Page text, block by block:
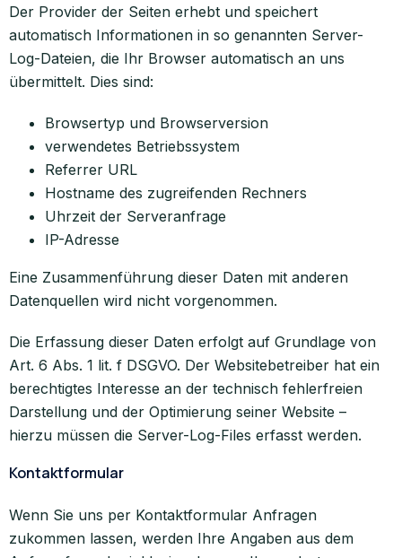
Der Provider der Seiten erhebt und speichert
automatisch Informationen in so genannten Server-
Log-Dateien, die Ihr Browser automatisch an uns
übermittelt. Dies sind:
Browsertyp und Browserversion
verwendetes Betriebssystem
Referrer URL
Hostname des zugreifenden Rechners
Uhrzeit der Serveranfrage
IP-Adresse
Eine Zusammenführung dieser Daten mit anderen
Datenquellen wird nicht vorgenommen.
Die Erfassung dieser Daten erfolgt auf Grundlage von
Art. 6 Abs. 1 lit. f DSGVO. Der Websitebetreiber hat ein
berechtigtes Interesse an der technisch fehlerfreien
Darstellung und der Optimierung seiner Website –
hierzu müssen die Server-Log-Files erfasst werden.
Kontaktformular
Wenn Sie uns per Kontaktformular Anfragen
zukommen lassen, werden Ihre Angaben aus dem